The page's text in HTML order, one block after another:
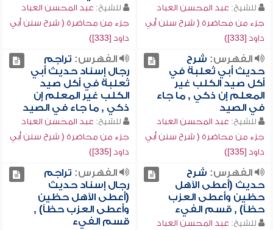
للشيخ: عبد المحسن العباد
جزء من محاضرة ( شرح سنن أبي
داود [333])
للشيخ: عبد المحسن العباد
جزء من محاضرة ( شرح سنن أبي
داود [333])
الفهرس: شرح
حديث أبي ثعلبة في
أكل صيد الكلب غير
المعلم إن ذكي , ما جاء
في الصيد
للشيخ: عبد المحسن العباد
جزء من محاضرة ( شرح سنن أبي
داود [335])
الفهرس: تراجم
رجال إسناد حديث أبي
ثعلبة في أكل صيد
الكلب غير المعلم إن
ذكي , ما جاء في الصيد
للشيخ: عبد المحسن العباد
جزء من محاضرة ( شرح سنن أبي
داود [335])
الفهرس: شرح
حديث (أعطى الآهل
حظين وأعطى العزب
حظاً) , قسم الفيء
للشيخ: عبد المحسن العباد
الفهرس: تراجم
رجال إسناد حديث
(أعطى الآهل حظين
وأعطى العزب حظاً) ,
قسم الفيء